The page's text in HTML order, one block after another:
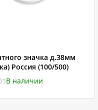
значка д.38мм
Россия (100/500)
В наличии